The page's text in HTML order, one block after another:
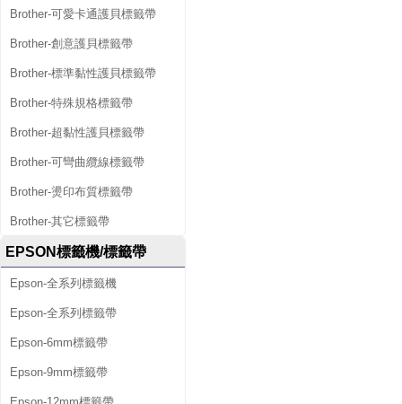
Brother-可愛卡通護貝標籤帶
Brother-創意護貝標籤帶
Brother-標準黏性護貝標籤帶
Brother-特殊規格標籤帶
Brother-超黏性護貝標籤帶
Brother-可彎曲纜線標籤帶
Brother-燙印布質標籤帶
Brother-其它標籤帶
EPSON標籤機/標籤帶
Epson-全系列標籤機
Epson-全系列標籤帶
Epson-6mm標籤帶
Epson-9mm標籤帶